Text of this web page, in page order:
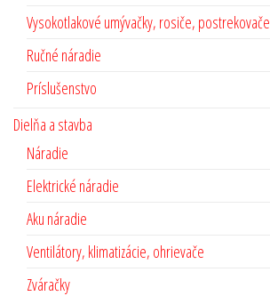
Vysokotlakové umývačky, rosiče, postrekovače
Ručné náradie
Príslušenstvo
Dielňa a stavba
Náradie
Elektrické náradie
Aku náradie
Ventilátory, klimatizácie, ohrievače
Zváračky